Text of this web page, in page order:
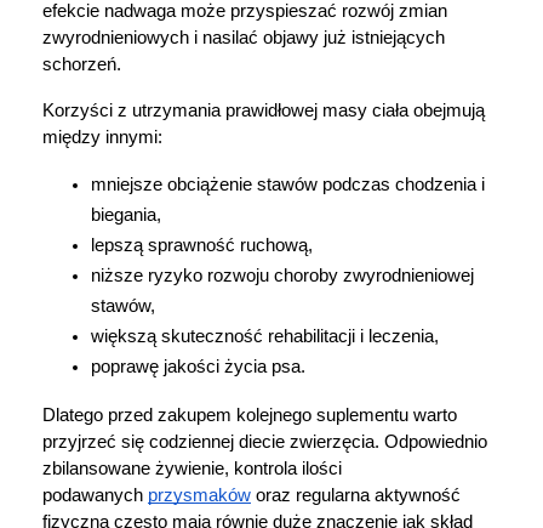
efekcie nadwaga może przyspieszać rozwój zmian
zwyrodnieniowych i nasilać objawy już istniejących
schorzeń.
Korzyści z utrzymania prawidłowej masy ciała obejmują
między innymi:
mniejsze obciążenie stawów podczas chodzenia i
biegania,
lepszą sprawność ruchową,
niższe ryzyko rozwoju choroby zwyrodnieniowej
stawów,
większą skuteczność rehabilitacji i leczenia,
poprawę jakości życia psa.
Dlatego przed zakupem kolejnego suplementu warto
przyjrzeć się codziennej diecie zwierzęcia. Odpowiednio
zbilansowane żywienie, kontrola ilości
podawanych przysmaków oraz regularna aktywność
fizyczna często mają równie duże znaczenie jak skład